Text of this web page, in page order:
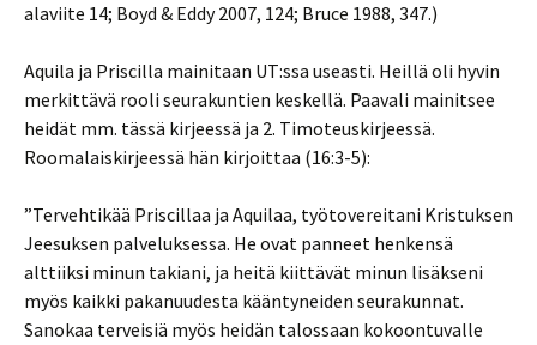
alaviite 14; Boyd & Eddy 2007, 124; Bruce 1988, 347.)
Aquila ja Priscilla mainitaan UT:ssa useasti. Heillä oli hyvin
merkittävä rooli seurakuntien keskellä. Paavali mainitsee
heidät mm. tässä kirjeessä ja 2. Timoteuskirjeessä.
Roomalaiskirjeessä hän kirjoittaa (16:3-5):
”Tervehtikää Priscillaa ja Aquilaa, työtovereitani Kristuksen
Jeesuksen palveluksessa. He ovat panneet henkensä
alttiiksi minun takiani, ja heitä kiittävät minun lisäkseni
myös kaikki pakanuudesta kääntyneiden seurakunnat.
Sanokaa terveisiä myös heidän talossaan kokoontuvalle